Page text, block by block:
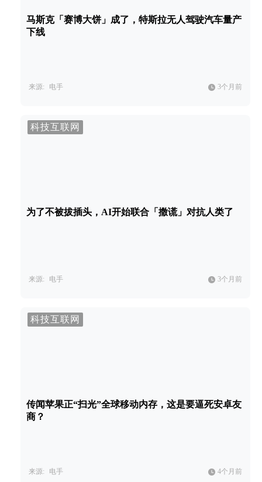
马斯克「赛博大饼」成了，特斯拉无人驾驶汽车量产
下线
来源: 电手 3个月前
科技互联网
为了不被拔插头，AI开始联合「撒谎」对抗人类了
来源: 电手 3个月前
科技互联网
传闻苹果正“扫光”全球移动内存，这是要逼死安卓友
商？
来源: 电手 4个月前